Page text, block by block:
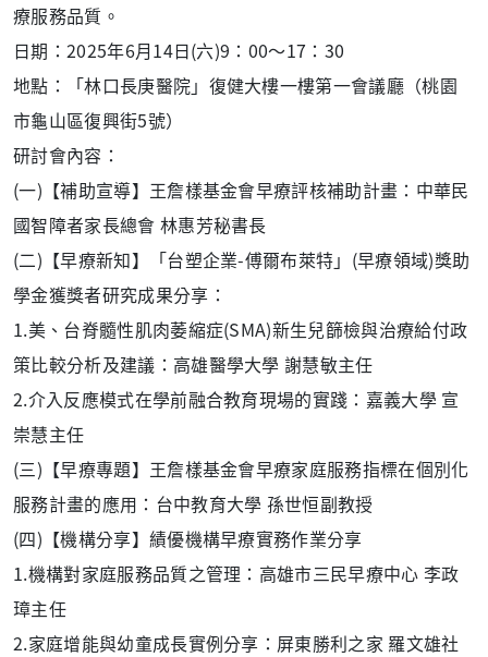
療服務品質。
日期：2025年6月14日(六)9：00～17：30
地點：「林口長庚醫院」復健大樓一樓第一會議廳（桃園
市龜山區復興街5號）
研討會內容：
(一)【補助宣導】王詹樣基金會早療評核補助計畫：中華民
國智障者家長總會 林惠芳秘書長
(二)【早療新知】「台塑企業-傅爾布萊特」(早療領域)獎助
學金獲獎者研究成果分享：
1.美、台脊髓性肌肉萎縮症(SMA)新生兒篩檢與治療給付政
策比較分析及建議：高雄醫學大學 謝慧敏主任
2.介入反應模式在學前融合教育現場的實踐：嘉義大學 宣
崇慧主任
(三)【早療專題】王詹樣基金會早療家庭服務指標在個別化
服務計畫的應用：台中教育大學 孫世恒副教授
(四)【機構分享】績優機構早療實務作業分享
1.機構對家庭服務品質之管理：高雄市三民早療中心 李政
璋主任
2.家庭增能與幼童成長實例分享：屏東勝利之家 羅文雄社